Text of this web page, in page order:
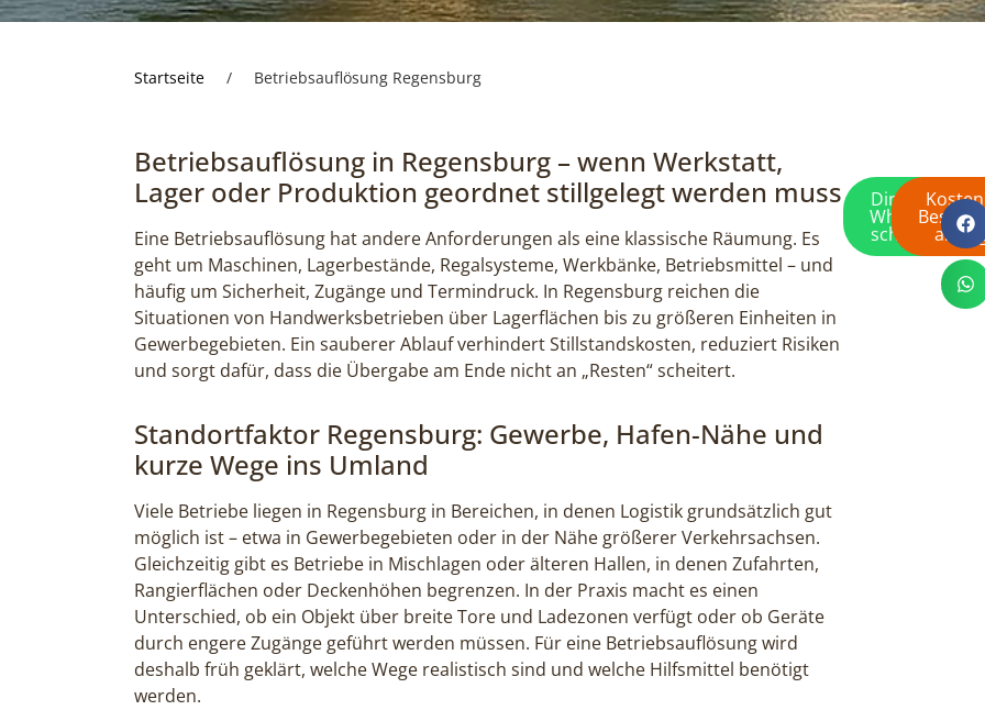
Startseite / Betriebsauflösung Regensburg
Betriebsauflösung in Regensburg – wenn Werkstatt,
Lager oder Produktion geordnet stillgelegt werden muss
Eine Betriebsauflösung hat andere Anforderungen als eine klassische Räumung. Es
geht um Maschinen, Lagerbestände, Regalsysteme, Werkbänke, Betriebsmittel – und
häufig um Sicherheit, Zugänge und Termindruck. In Regensburg reichen die
Situationen von Handwerksbetrieben über Lagerflächen bis zu größeren Einheiten in
Gewerbegebieten. Ein sauberer Ablauf verhindert Stillstandskosten, reduziert Risiken
und sorgt dafür, dass die Übergabe am Ende nicht an „Resten“ scheitert.
Standortfaktor Regensburg: Gewerbe, Hafen-Nähe und
kurze Wege ins Umland
Viele Betriebe liegen in Regensburg in Bereichen, in denen Logistik grundsätzlich gut
möglich ist – etwa in Gewerbegebieten oder in der Nähe größerer Verkehrsachsen.
Gleichzeitig gibt es Betriebe in Mischlagen oder älteren Hallen, in denen Zufahrten,
Rangierflächen oder Deckenhöhen begrenzen. In der Praxis macht es einen
Unterschied, ob ein Objekt über breite Tore und Ladezonen verfügt oder ob Geräte
durch engere Zugänge geführt werden müssen. Für eine Betriebsauflösung wird
deshalb früh geklärt, welche Wege realistisch sind und welche Hilfsmittel benötigt
werden.
Direkt per
WhatsApp
schreiben